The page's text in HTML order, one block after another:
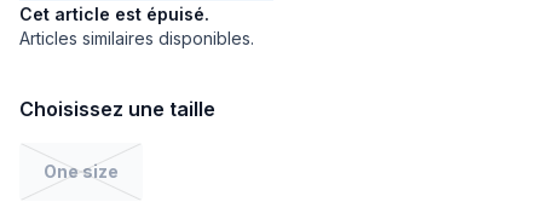
Cet article est épuisé.
Articles similaires disponibles.
Choisissez une taille
One size